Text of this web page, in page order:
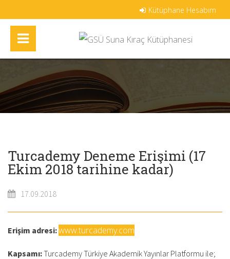
Kütüphane Hesabım
Turcademy Deneme Erişimi (17
Ekim 2018 tarihine kadar)
17.09.2018
Erişim adresi:www.turcademy.com
Kapsamı:Turcademy Türkiye Akademik Yayınlar Platformu ile;